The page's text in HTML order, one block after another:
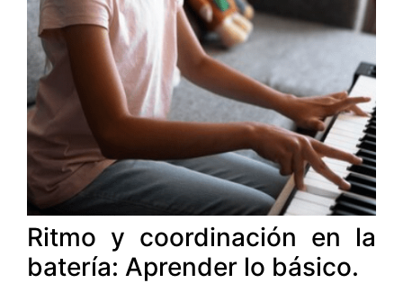
Ritmo y coordinación en la
batería: Aprender lo básico.